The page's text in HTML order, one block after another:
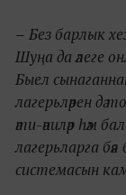
– Без барлык
Шуңа да әлеге
Быел
лагерьләрен
әти-әниләр һәм
лагерьларга
системасын